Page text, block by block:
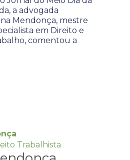
a advogada
Mendonça, mestre
em Direito e
comentou a
Trabalhista